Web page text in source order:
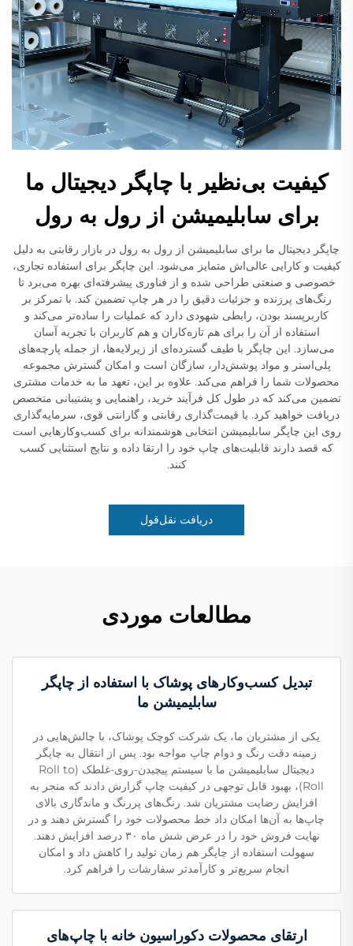
کیفیت بی‌نظیر با چاپگر دیجیتال ما
برای سابلیمیشن از رول به رول
چاپگر دیجیتال ما برای سابلیمیشن از رول به رول در بازار رقابتی به دلیل
کیفیت و کارایی عالی‌اش متمایز می‌شود. این چاپگر برای استفاده تجاری،
خصوصی و صنعتی طراحی شده و از فناوری پیشرفته‌ای بهره می‌برد تا
رنگ‌های پرزنده و جزئیات دقیق را در هر چاپ تضمین کند. با تمرکز بر
کاربرپسند بودن، رابطی شهودی دارد که عملیات را ساده‌تر می‌کند و
استفاده از آن را برای هم تازه‌کاران و هم کاربران با تجربه آسان
می‌سازد. این چاپگر با طیف گسترده‌ای از زیرلایه‌ها، از جمله پارچه‌های
پلی‌استر و مواد پوشش‌دار، سازگان است و امکان گسترش مجموعه
محصولات شما را فراهم می‌کند. علاوه بر این، تعهد ما به خدمات مشتری
تضمین می‌کند که در طول کل فرآیند خرید، راهنمایی و پشتیبانی متخصص
دریافت خواهید کرد. با قیمت‌گذاری رقابتی و گارانتی قوی، سرمایه‌گذاری
روی این چاپگر سابلیمیشن انتخابی هوشمندانه برای کسب‌وکارهایی است
که قصد دارند قابلیت‌های چاپ خود را ارتقا داده و نتایج استثنایی کسب
کنند.
دریافت نقل‌قول
مطالعات موردی
تبدیل کسب‌وکارهای پوشاک با استفاده از چاپگر
سابلیمیشن ما
یکی از مشتریان ما، یک شرکت کوچک پوشاک، با چالش‌هایی در
زمینه دقت رنگ و دوام چاپ مواجه بود. پس از انتقال به چاپگر
دیجیتال سابلیمیشن ما با سیستم پیچیدن-روی-غلطک (Roll to
Roll)، بهبود قابل توجهی در کیفیت چاپ گزارش دادند که منجر به
افزایش رضایت مشتریان شد. رنگ‌های پررنگ و ماندگاری بالای
چاپ‌ها به آن‌ها امکان داد خط محصولات خود را گسترش دهند و در
نهایت فروش خود را در عرض شش ماه ۳۰ درصد افزایش دهند.
سهولت استفاده از چاپگر هم زمان تولید را کاهش داد و امکان
انجام سریع‌تر و کارآمدتر سفارشات را فراهم کرد.
ارتقای محصولات دکوراسیون خانه با چاپ‌های